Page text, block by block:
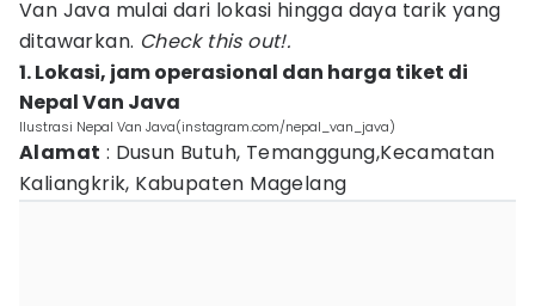
Van Java mulai dari lokasi hingga daya tarik yang
ditawarkan. Check this out!.
1. Lokasi, jam operasional dan harga tiket di
Nepal Van Java
Ilustrasi Nepal Van Java(instagram.com/nepal_van_java)
Alamat : Dusun Butuh, Temanggung,Kecamatan
Kaliangkrik, Kabupaten Magelang